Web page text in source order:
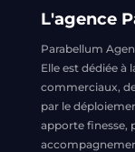
L'agence
Parabellum
Elle est dédiée à
commerciaux,
par le
apporte finesse,